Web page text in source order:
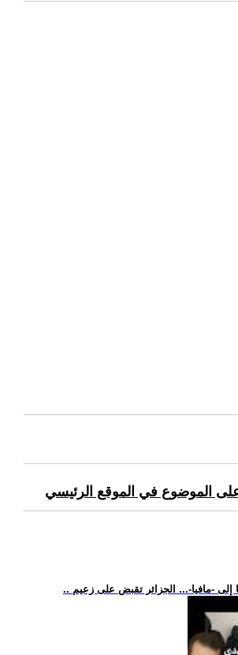
على الموضوع في الموقع الرئيسي
إلى -مافيا-... الجزائر تقبض على زعيم